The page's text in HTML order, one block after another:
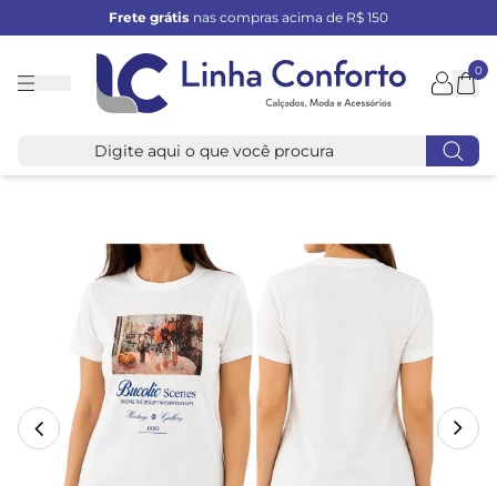
Frete grátis nas compras acima de R$ 150
Linha
0